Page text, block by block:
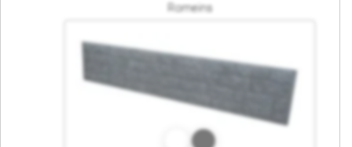
Romeins